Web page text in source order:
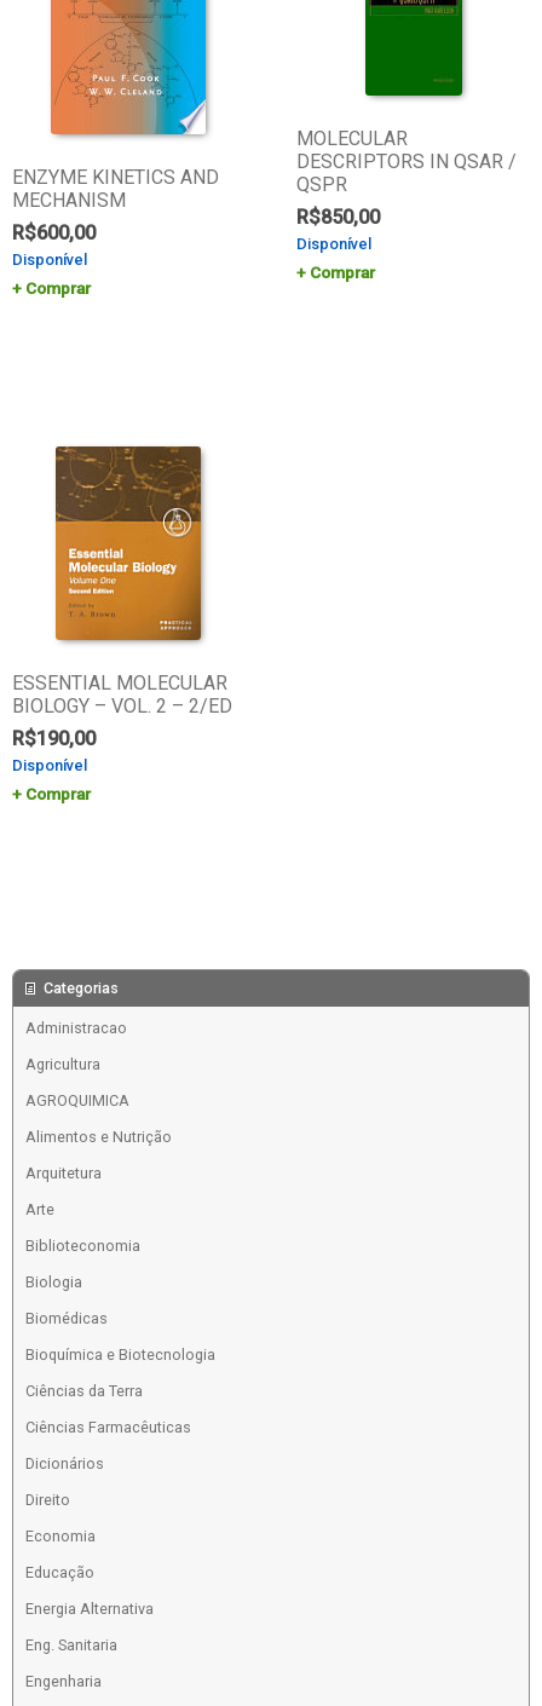
ENZYME KINETICS AND
MECHANISM
R$600,00
Disponível
Comprar
MOLECULAR
DESCRIPTORS IN QSAR /
QSPR
R$850,00
Disponível
Comprar
ESSENTIAL MOLECULAR
BIOLOGY – VOL. 2 – 2/ED
R$190,00
Disponível
Comprar
Categorias
Administracao
Agricultura
AGROQUIMICA
Alimentos e Nutrição
Arquitetura
Arte
Biblioteconomia
Biologia
Biomédicas
Bioquímica e Biotecnologia
Ciências da Terra
Ciências Farmacêuticas
Dicionários
Direito
Economia
Educação
Energia Alternativa
Eng. Sanitaria
Engenharia